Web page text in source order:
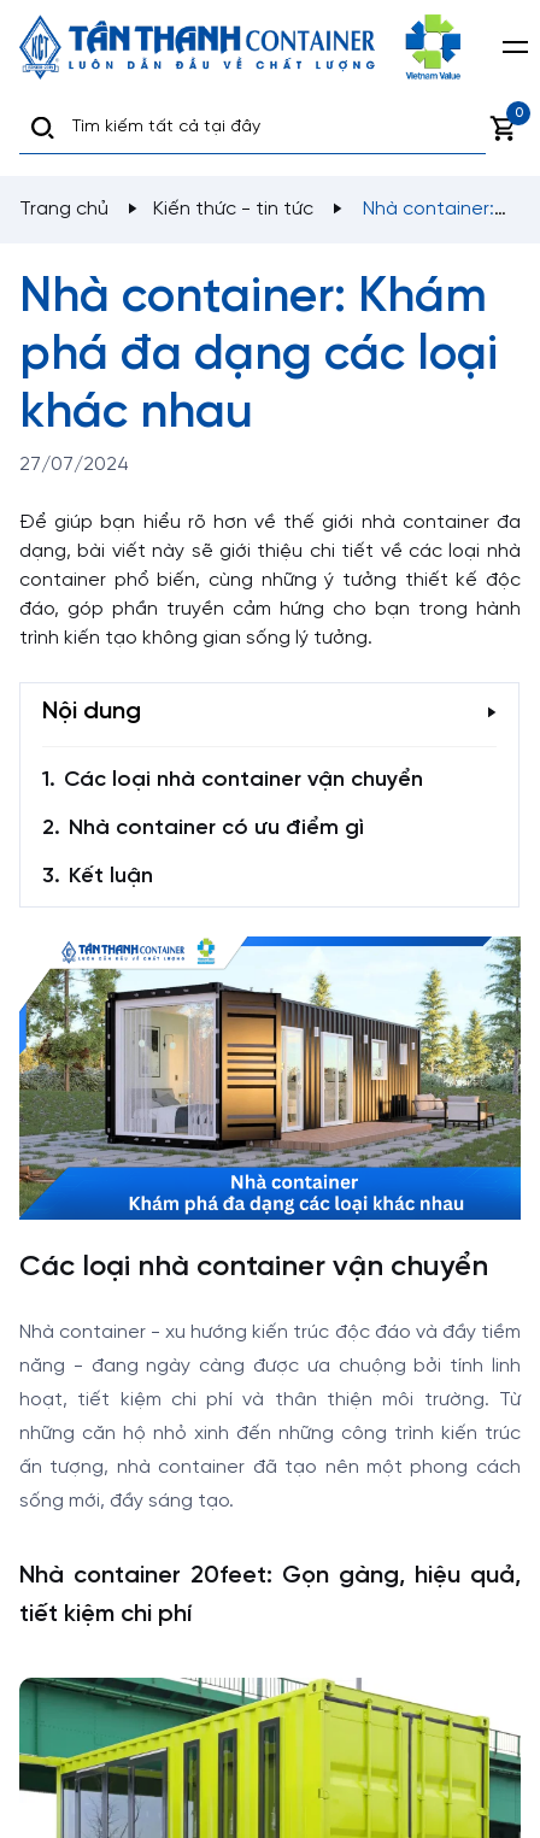
0
Trang chủ Kiến thức - tin tức
Nhà container: Khám
phá đa dạng các loại
khác nhau
27/07/2024
Để giúp bạn hiểu rõ hơn về thế giới nhà container đa
dạng, bài viết này sẽ giới thiệu chi tiết về các loại nhà
container phổ biến, cùng những ý tưởng thiết kế độc
đáo, góp phần truyền cảm hứng cho bạn trong hành
trình kiến tạo không gian sống lý tưởng.
Nội dung
Các loại nhà container vận chuyển
Nhà container có ưu điểm gì
Kết luận
Các loại nhà container vận chuyển
Nhà container - xu hướng kiến trúc độc đáo và đầy tiềm
năng - đang ngày càng được ưa chuộng bởi tính linh
hoạt, tiết kiệm chi phí và thân thiện môi trường. Từ
những căn hộ nhỏ xinh đến những công trình kiến trúc
ấn tượng, nhà container đã tạo nên một phong cách
sống mới, đầy sáng tạo.
Nhà container 20feet: Gọn gàng, hiệu quả,
tiết kiệm chi phí